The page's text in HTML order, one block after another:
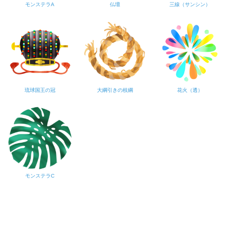
モンステラA 仏壇 三線（サンシン）
琉球国王の冠 大綱引きの枝綱 花火（透）
モンステラC